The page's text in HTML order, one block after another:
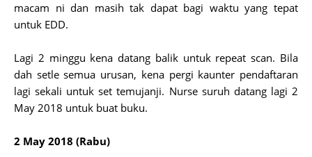
macam ni dan masih tak dapat bagi waktu yang tepat
untuk EDD.
Lagi 2 minggu kena datang balik untuk repeat scan. Bila
dah setle semua urusan, kena pergi kaunter pendaftaran
lagi sekali untuk set temujanji. Nurse suruh datang lagi 2
May 2018 untuk buat buku.
2 May 2018 (Rabu)